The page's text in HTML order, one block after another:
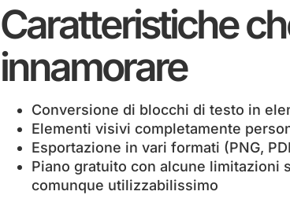
Caratteristiche
innamorare
Conversione di blocchi di testo in
Elementi visivi completamente
Esportazione in vari formati (PNG,
Piano gratuito con alcune limitazioni
comunque utilizzabilissimo